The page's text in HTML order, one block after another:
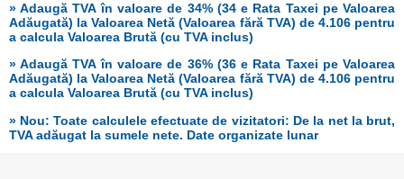
» Adaugă TVA în valoare de 34% (34 e Rata Taxei pe Valoarea
Adăugată) la Valoarea Netă (Valoarea fără TVA) de 4.106 pentru
a calcula Valoarea Brută (cu TVA inclus)
» Adaugă TVA în valoare de 36% (36 e Rata Taxei pe Valoarea
Adăugată) la Valoarea Netă (Valoarea fără TVA) de 4.106 pentru
a calcula Valoarea Brută (cu TVA inclus)
» Nou: Toate calculele efectuate de vizitatori: De la net la brut,
TVA adăugat la sumele nete. Date organizate lunar